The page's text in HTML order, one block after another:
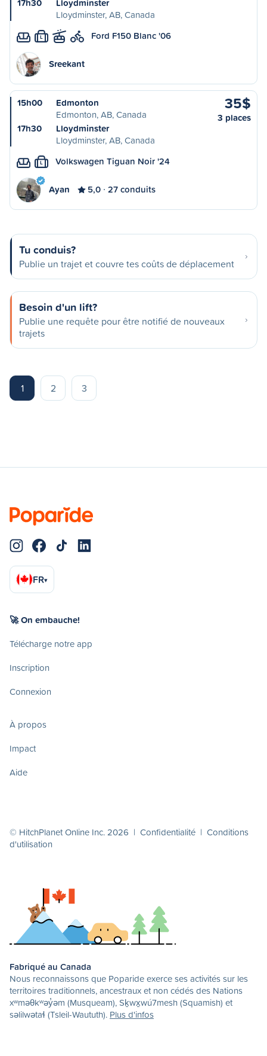
17h30
Lloydminster
Lloydminster, AB, Canada
L Ford F150 Blanc '06
Sreekant
15h00
Edmonton
Edmonton, AB, Canada
17h30
Lloydminster
Lloydminster, AB, Canada
35$
3 places
L Volkswagen Tiguan Noir '24
Ayan 5,0 27 conduits
Tu conduis?
Publie un trajet et couvre tes coûts de déplacement
Besoin d'un lift?
Publie une requête pour être notifié de nouveaux
trajets
1 2 3
FR▾
🚀 On embauche!
Télécharge notre app
Inscription
Connexion
À propos
Impact
Aide
© HitchPlanet Online Inc. 2026 | Confidentialité | Conditions
d'utilisation
Fabriqué au Canada
Nous reconnaissons que Poparide exerce ses activités sur les
territoires traditionnels, ancestraux et non cédés des Nations
xʷməθkʷəy̓əm (Musqueam), Sḵwx̱wú7mesh (Squamish) et
səlilwətaɬ (Tsleil-Waututh). Plus d'infos